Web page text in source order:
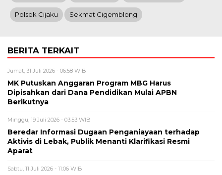
Polsek Cijaku Sekmat Cigemblong
BERITA TERKAIT
Jumat, 31 Juli 2026 - 06:58 WIB
MK Putuskan Anggaran Program MBG Harus
Dipisahkan dari Dana Pendidikan Mulai APBN
Berikutnya
Minggu, 19 Juli 2026 - 03:53 WIB
Beredar Informasi Dugaan Penganiayaan terhadap
Aktivis di Lebak, Publik Menanti Klarifikasi Resmi
Aparat
Sabtu, 11 Juli 2026 - 11:06 WIB